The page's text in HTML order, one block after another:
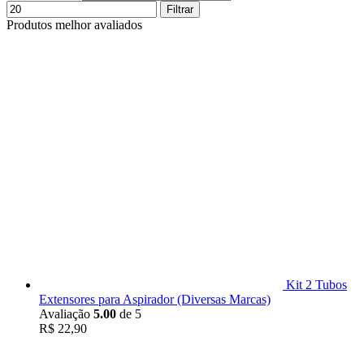
Filtrar
Produtos melhor avaliados
Kit 2 Tubos
Extensores para Aspirador (Diversas Marcas)
Avaliação 5.00 de 5
R$ 22,90